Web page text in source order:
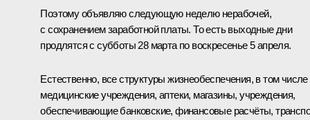
Поэтому объявляю следующую неделю нерабочей,
с сохранением заработной платы. То есть выходные дни
продлятся с субботы 28 марта по воскресенье 5 апреля.
Естественно, все структуры жизнеобеспечения, в том числе
медицинские учреждения, аптеки, магазины, учреждения,
обеспечивающие банковские, финансовые расчёты,